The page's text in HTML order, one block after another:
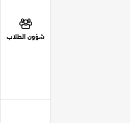
شؤون الطلاب